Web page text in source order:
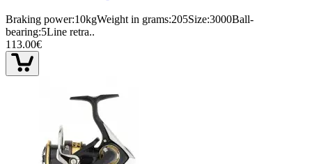
Braking power:10kgWeight in grams:205Size:3000Ball-
bearing:5Line retra..
113.00€